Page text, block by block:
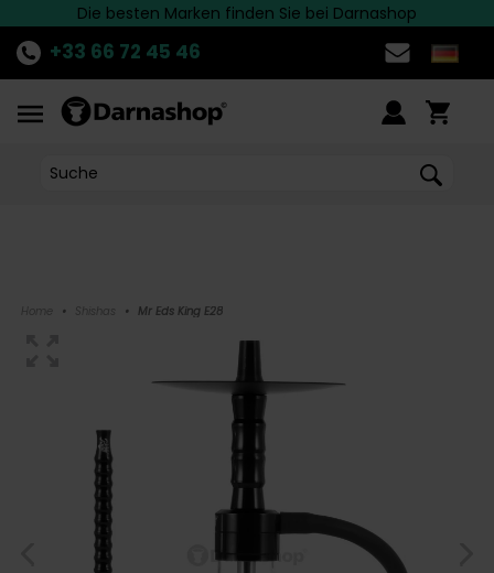
ENTDECKEdie aktuelle Aktion!>>
Schnelle Lieferung nach Deutschland!
Die besten Marken finden Sie bei Darnashop
+33 66 72 45 46
Home • Shishas • Mr Eds King E28